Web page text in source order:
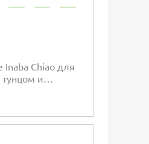
Chiao для
тунцом и